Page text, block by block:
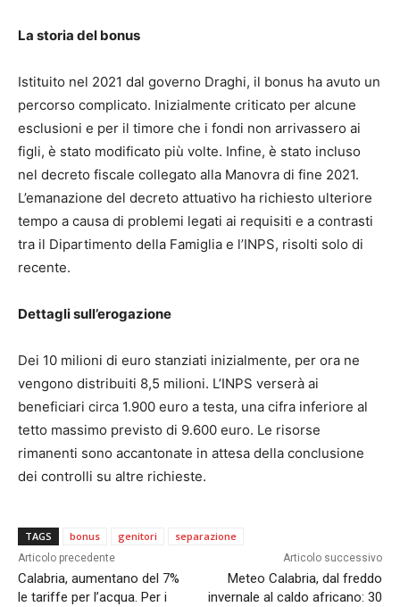
La storia del bonus
Istituito nel 2021 dal governo Draghi, il bonus ha avuto un
percorso complicato. Inizialmente criticato per alcune
esclusioni e per il timore che i fondi non arrivassero ai
figli, è stato modificato più volte. Infine, è stato incluso
nel decreto fiscale collegato alla Manovra di fine 2021.
L’emanazione del decreto attuativo ha richiesto ulteriore
tempo a causa di problemi legati ai requisiti e a contrasti
tra il Dipartimento della Famiglia e l’INPS, risolti solo di
recente.
Dettagli sull’erogazione
Dei 10 milioni di euro stanziati inizialmente, per ora ne
vengono distribuiti 8,5 milioni. L’INPS verserà ai
beneficiari circa 1.900 euro a testa, una cifra inferiore al
tetto massimo previsto di 9.600 euro. Le risorse
rimanenti sono accantonate in attesa della conclusione
dei controlli su altre richieste.
TAGS bonus genitori separazione
Articolo precedente
Calabria, aumentano del 7%
le tariffe per l’acqua. Per i
Articolo successivo
Meteo Calabria, dal freddo
invernale al caldo africano: 30